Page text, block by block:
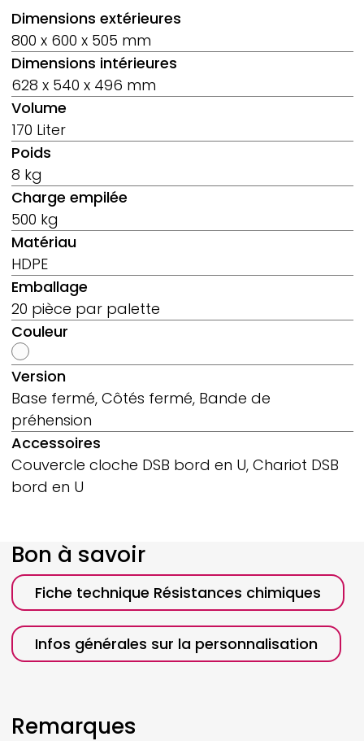
Dimensions extérieures
800 x 600 x 505 mm
Dimensions intérieures
628 x 540 x 496 mm
Volume
170 Liter
Poids
8 kg
Charge empilée
500 kg
Matériau
HDPE
Emballage
20 pièce par palette
Couleur
Version
Base fermé, Côtés fermé, Bande de
préhension
Accessoires
Couvercle cloche DSB bord en U, Chariot DSB
bord en U
Bon à savoir
Fiche technique Résistances chimiques
Infos générales sur la personnalisation
Remarques